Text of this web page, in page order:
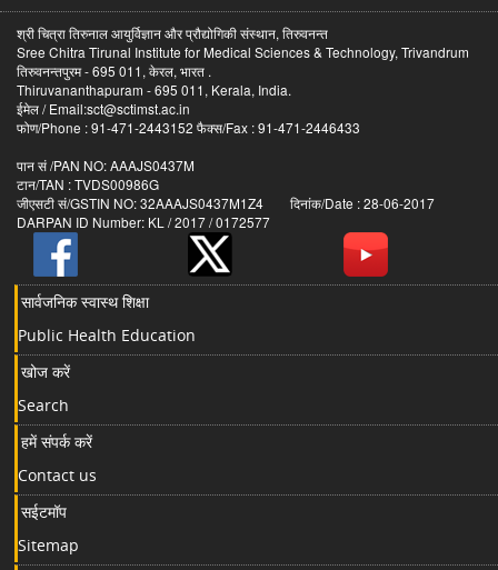
श्री चित्रा तिरुनाल आयुर्विज्ञान और प्रौद्योगिकी संस्थान, तिरुवनन्त
Sree Chitra Tirunal Institute for Medical Sciences & Technology, Trivandrum
तिरुवनन्तपुरम - 695 011, केरल, भारत .
Thiruvananthapuram - 695 011, Kerala, India.
ईमेल / Email:sct@sctimst.ac.in
फोण/Phone : 91-471-2443152 फैक्स/Fax : 91-471-2446433
पान सं /PAN NO: AAAJS0437M
टान/TAN : TVDS00986G
जीएसटी सं/GSTIN NO: 32AAAJS0437M1Z4 दिनांक/Date : 28-06-2017
DARPAN ID Number: KL / 2017 / 0172577
सार्वजनिक स्वास्थ शिक्षा
Public Health Education
खोज करें
Search
हमें संपर्क करें
Contact us
सईटमॉप
Sitemap